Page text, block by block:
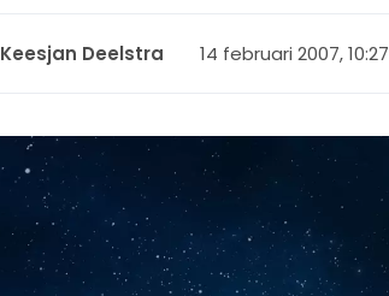
Keesjan Deelstra 14 februari 2007, 10:27